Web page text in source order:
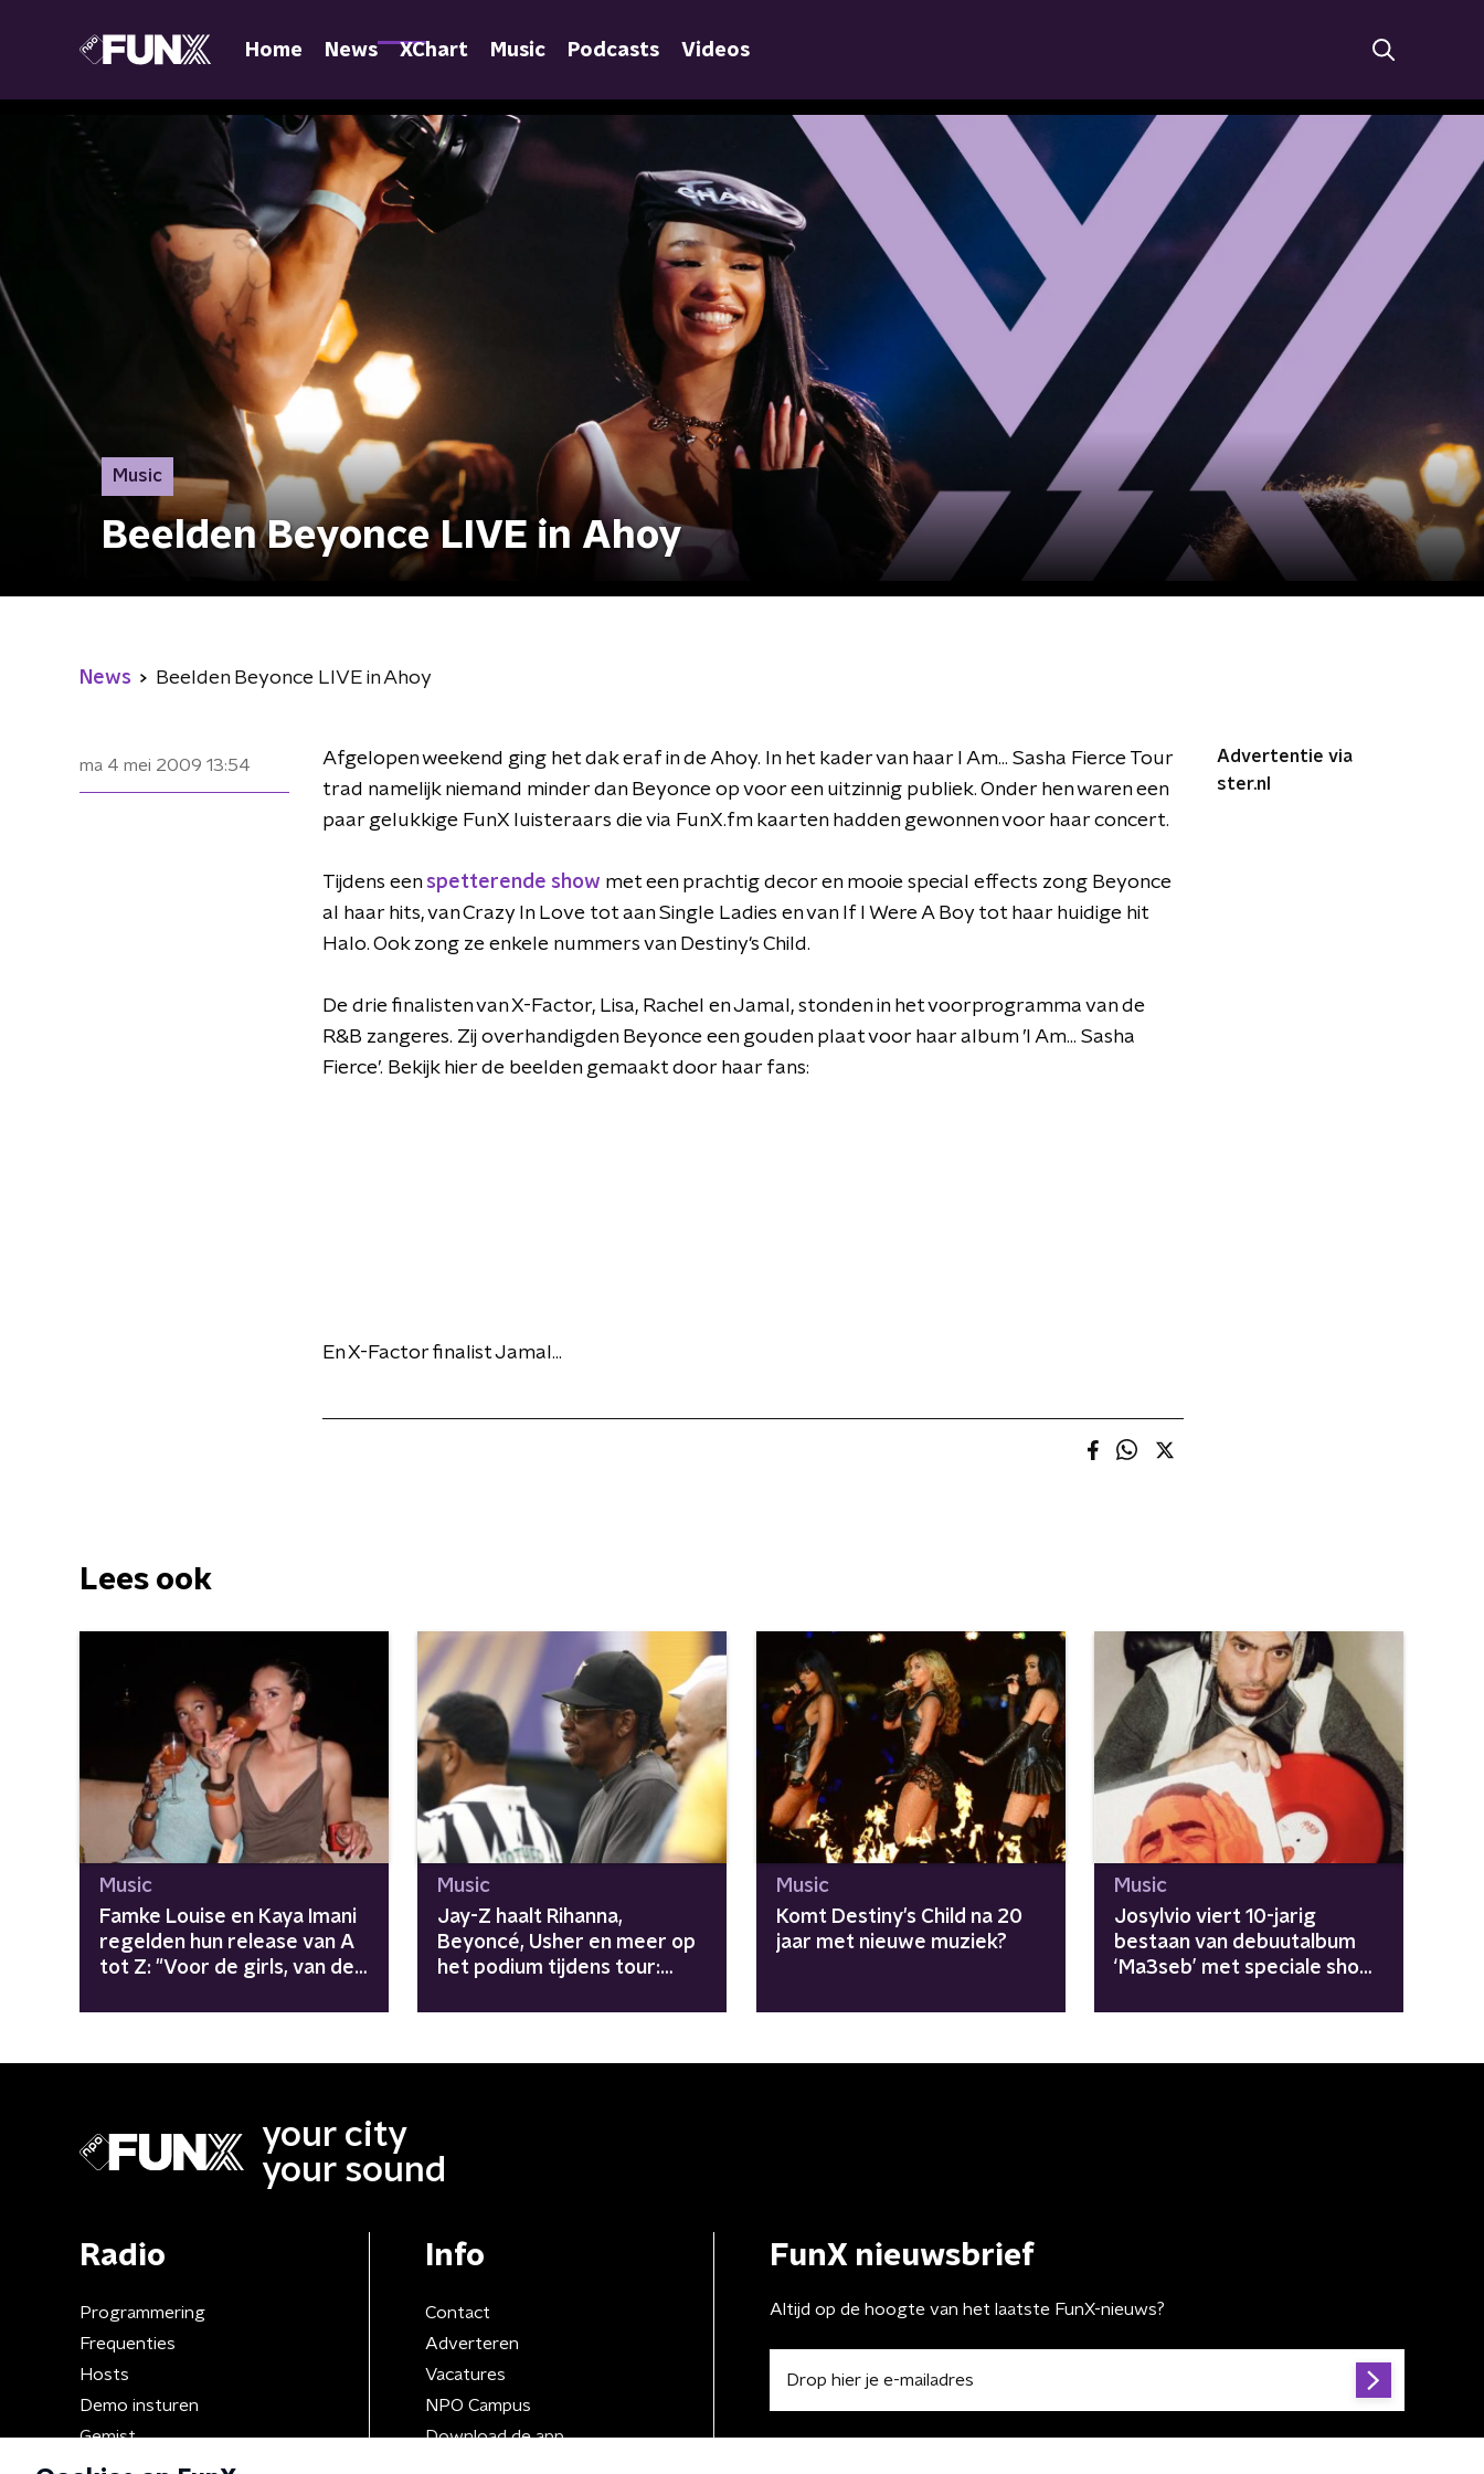
Home News XChart Music Podcasts Videos
Music
Beelden Beyonce LIVE in Ahoy
News Beelden Beyonce LIVE in Ahoy
ma 4 mei 2009 13:54
Afgelopen weekend ging het dak eraf in de Ahoy. In het kader van haar I Am... Sasha Fierce Tour
trad namelijk niemand minder dan Beyonce op voor een uitzinnig publiek. Onder hen waren een
paar gelukkige FunX luisteraars die via FunX.fm kaarten hadden gewonnen voor haar concert.
Tijdens eenspetterende show met een prachtig decor en mooie special effects zong Beyonce
al haar hits, van Crazy In Love tot aan Single Ladies en van If I Were A Boy tot haar huidige hit
Halo. Ook zong ze enkele nummers van Destiny's Child.
De drie finalisten van X-Factor, Lisa, Rachel en Jamal, stonden in het voorprogramma van de
R&B zangeres. Zij overhandigden Beyonce een gouden plaat voor haar album ’I Am... Sasha
Fierce’. Bekijk hier de beelden gemaakt door haar fans:
En X-Factor finalist Jamal...
Advertentie via
ster.nl
Lees ook
Music
Famke Louise en Kaya Imani
regelden hun release van A
tot Z: "Voor de girls, van de
Music
Jay-Z haalt Rihanna,
Beyoncé, Usher en meer op
het podium tijdens tour:
meegenomen"
Music
Komt Destiny's Child na 20
jaar met nieuwe muziek?
Music
Josylvio viert 10-jarig
bestaan van debuutalbum
‘Ma3seb’ met speciale show:
your city
your sound
Radio
Programmering
Frequenties
Hosts
Demo insturen
Gemist
Info
Contact
Adverteren
Vacatures
NPO Campus
Download de app
FunX nieuwsbrief
Altijd op de hoogte van het laatste FunX-nieuws?